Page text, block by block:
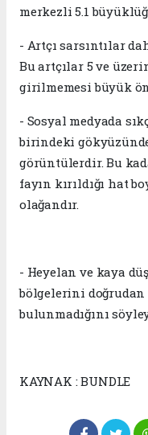
merkezli 5.1
- Artçı sarsıntılar
Bu artçılar 5 ve
girilmemesi büyük
- Sosyal medyada
birindeki
görüntülerdir. Bu
fayın kırıldığı hat
olağandır.
- Heyelan ve kaya
bölgelerini
bulunmadığını
KAYNAK : BUNDLE